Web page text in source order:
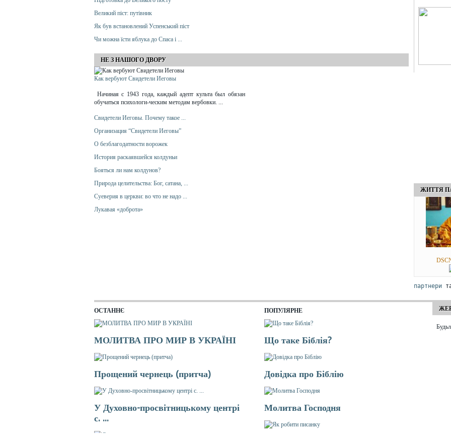
Великий піст: путівник
Як був встановлений Успенський піст
Чи можна їсти яблука до Спаса і ...
НЕ З НАШОГО ДВОРУ
Как вербуют Свидетели Иеговы
Начиная с 1943 года, каждый адепт культа был обязан
обучаться психологи-ческим методам вербовки. ...
Свидетели Иеговы. Почему такое ...
Организация “Свидетели Иеговы”
О безблагодатности ворожек
История раскаявшейся колдуньи
Бояться ли нам колдунов?
Природа целительства: Бог, сатана, ...
Суеверия в церкви: во что не надо ...
Лукавая «доброта»
ЖИТТЯ
партнери
ОСТАННЄ
МОЛИТВА ПРО МИР В УКРАЇНІ
Прощений чернець (притча)
У Духовно-просвітницькому центрі
с. ...
ПОПУЛЯРНЕ
Що таке Біблія?
Довідка про Біблію
Молитва Господня